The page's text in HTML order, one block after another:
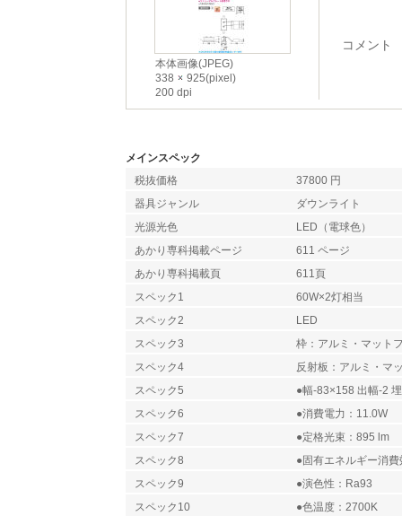
本体画像(JPEG)
338
925(pixel)
200 dpi
コメント
メインスペック
税抜価格
37800 円
器具ジャンル
ダウンライト
光源光色
LED（電球色）
あかり専科掲載ページ
611 ページ
あかり専科掲載頁
611頁
スペック1
60W×2灯相当
スペック2
LED
スペック3
枠：アルミ・マット
スペック4
反射板：アルミ・マ
スペック5
●幅-83×158 出幅-2
スペック6
●消費電力：11.0W
スペック7
●定格光束：895 lm
スペック8
●固有エネルギー消
スペック9
●演色性：Ra93
スペック10
●色温度：2700K